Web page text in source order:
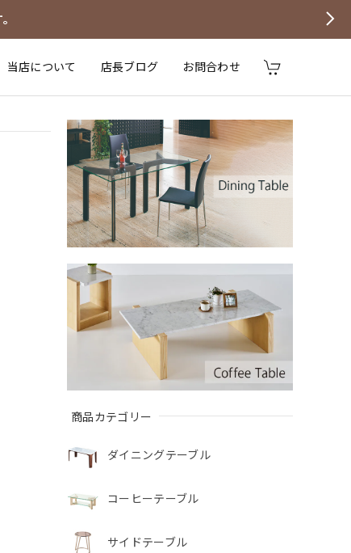
当店について 店長ブログ お問合わせ
商品カテゴリー
ダイニングテーブル
コーヒーテーブル
サイドテーブル